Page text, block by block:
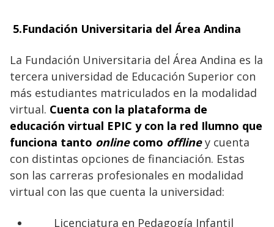
5.Fundación Universitaria del Área Andina
La Fundación Universitaria del Área Andina es la
tercera universidad de Educación Superior con
más estudiantes matriculados en la modalidad
virtual. Cuenta con la plataforma de
educación virtual EPIC y con la red Ilumno que
funciona tanto onlinecomo offliney cuenta
con distintas opciones de financiación. Estas
son las carreras profesionales en modalidad
virtual con las que cuenta la universidad:
Licenciatura en Pedagogía Infantil